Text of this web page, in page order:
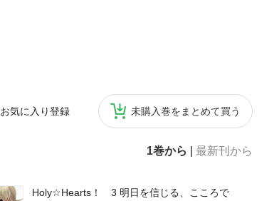
お気に入り登録 未購入巻をまとめて買う
1巻から 最新刊から
Holy☆Hearts！ 3 明日を信じる、こころで